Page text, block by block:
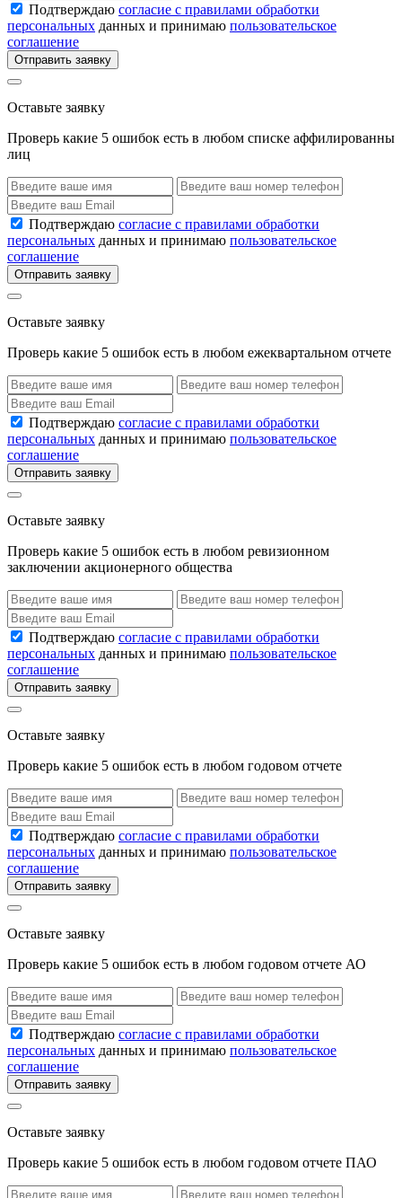
Подтверждаю согласие с правилами обработки
персональных данных и принимаю пользовательское
соглашение
Отправить заявку
Оставьте заявку
Проверь какие 5 ошибок есть в любом списке аффилированны
лиц
Подтверждаю согласие с правилами обработки
персональных данных и принимаю пользовательское
соглашение
Отправить заявку
Оставьте заявку
Проверь какие 5 ошибок есть в любом ежеквартальном отчете
Подтверждаю согласие с правилами обработки
персональных данных и принимаю пользовательское
соглашение
Отправить заявку
Оставьте заявку
Проверь какие 5 ошибок есть в любом ревизионном
заключении акционерного общества
Подтверждаю согласие с правилами обработки
персональных данных и принимаю пользовательское
соглашение
Отправить заявку
Оставьте заявку
Проверь какие 5 ошибок есть в любом годовом отчете
Подтверждаю согласие с правилами обработки
персональных данных и принимаю пользовательское
соглашение
Отправить заявку
Оставьте заявку
Проверь какие 5 ошибок есть в любом годовом отчете АО
Подтверждаю согласие с правилами обработки
персональных данных и принимаю пользовательское
соглашение
Отправить заявку
Оставьте заявку
Проверь какие 5 ошибок есть в любом годовом отчете ПАО